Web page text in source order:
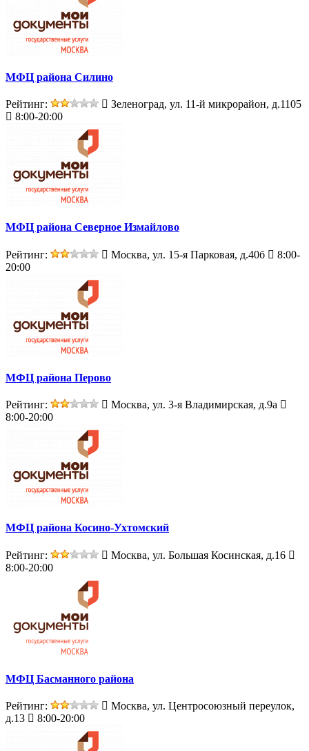
МФЦ района Силино
Рейтинг:
Зеленоград, ул. 11-й микрорайон, д.1105
8:00-20:00
МФЦ района Северное Измайлово
Рейтинг: Москва, ул. 15-я Парковая, д.40б
8:00-
20:00
МФЦ района Перово
Рейтинг:
Москва, ул. 3-я Владимирская, д.9а
8:00-20:00
МФЦ района Косино-Ухтомский
Рейтинг:
Москва, ул. Большая Косинская, д.16
8:00-20:00
МФЦ Басманного района
Рейтинг:
Москва, ул. Центросоюзный переулок,
д.13
8:00-20:00